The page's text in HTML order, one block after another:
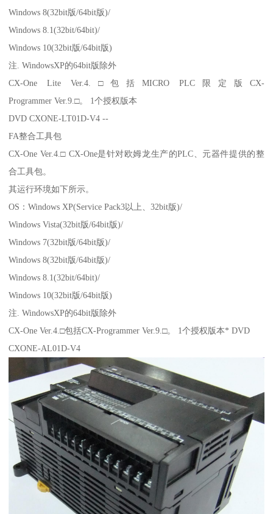
Windows 8(32bit版/64bit版)/
Windows 8.1(32bit/64bit)/
Windows 10(32bit版/64bit版)
注. WindowsXP的64bit版除外
CX-One Lite Ver.4.□包括MICRO PLC限定版CX-
Programmer Ver.9.□。 1个授权版本
DVD CXONE-LT01D-V4 --
FA整合工具包
CX-One Ver.4.□ CX-One是针对欧姆龙生产的PLC、元器件提供的整
合工具包。
其运行环境如下所示。
OS：Windows XP(Service Pack3以上、32bit版)/
Windows Vista(32bit版/64bit版)/
Windows 7(32bit版/64bit版)/
Windows 8(32bit版/64bit版)/
Windows 8.1(32bit/64bit)/
Windows 10(32bit版/64bit版)
注. WindowsXP的64bit版除外
CX-One Ver.4.□包括CX-Programmer Ver.9.□。 1个授权版本* DVD
CXONE-AL01D-V4